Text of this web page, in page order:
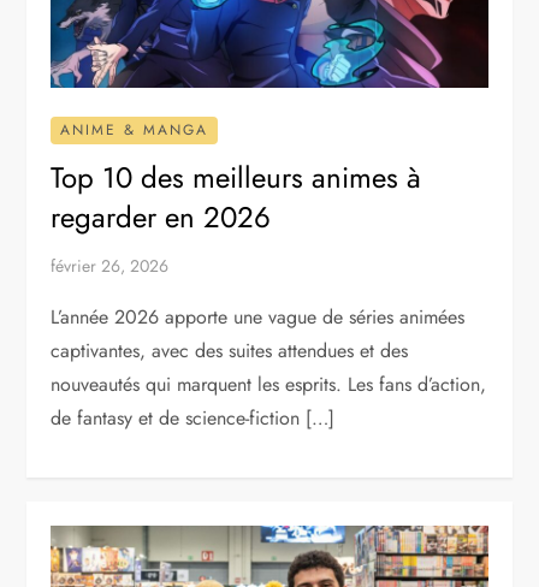
ANIME & MANGA
Top 10 des meilleurs animes à
regarder en 2026
février 26, 2026
L’année 2026 apporte une vague de séries animées
captivantes, avec des suites attendues et des
nouveautés qui marquent les esprits. Les fans d’action,
de fantasy et de science-fiction […]